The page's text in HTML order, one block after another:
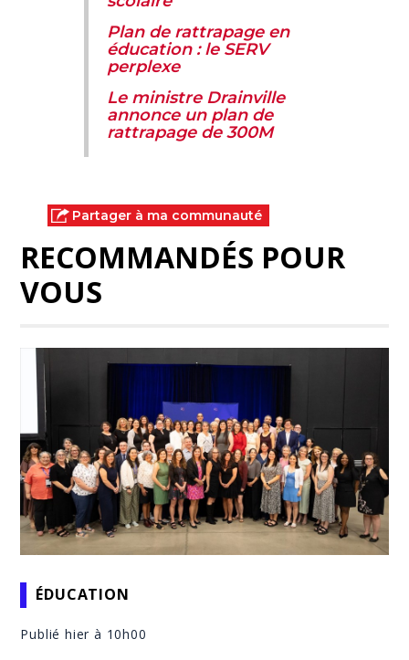
Plan de rattrapage en
éducation : le SERV
perplexe
Le ministre Drainville
annonce un plan de
rattrapage de 300M
Partager à ma communauté
RECOMMANDÉS POUR
VOUS
ÉDUCATION
Publié hier à 10h00